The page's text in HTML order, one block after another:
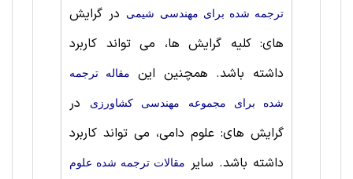
ترجمه شده برای مهندسی شیمی
در گرایش
های: کلیه گرایش ها، می تواند کاربرد
داشته باشد. همچنین این
مقاله ترجمه
شده برای مجموعه مهندسی كشاورزی
در
گرایش های: علوم دامی، می تواند کاربرد
داشته باشد. سایر مقالات ترجمه شده علوم